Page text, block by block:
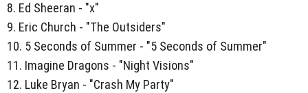
8. Ed Sheeran - "x"
9. Eric Church - "The Outsiders"
10. 5 Seconds of Summer - "5 Seconds of Summer"
11. Imagine Dragons - "Night Visions"
12. Luke Bryan - "Crash My Party"